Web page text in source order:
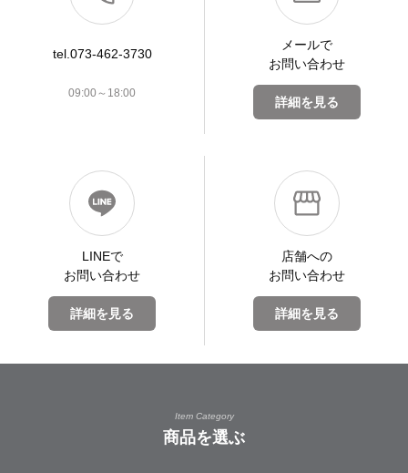
tel.073-462-3730
09:00～18:00
メールで
お問い合わせ
詳細を見る
LINEで
お問い合わせ
詳細を見る
店舗への
お問い合わせ
詳細を見る
Item Category
商品を選ぶ